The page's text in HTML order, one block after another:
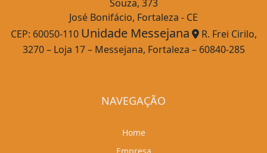
Souza, 373
José Bonifácio, Fortaleza - CE
CEP: 60050-110 Unidade Messejana
R. Frei Cirilo,
3270 – Loja 17 – Messejana, Fortaleza – 60840-285
NAVEGAÇÃO
Home
Empresa